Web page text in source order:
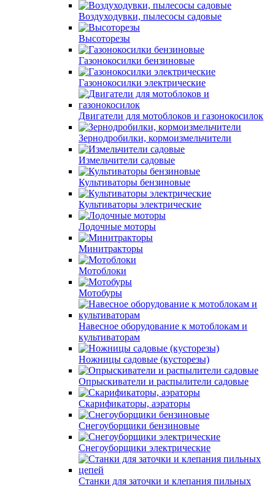
Воздуходувки, пылесосы садовые
Высоторезы
Газонокосилки бензиновые
Газонокосилки электрические
Двигатели для мотоблоков и газонокосилок
Зернодробилки, кормоизмельчители
Измельчители садовые
Культиваторы бензиновые
Культиваторы электрические
Лодочные моторы
Минитракторы
Мотоблоки
Мотобуры
Навесное оборудование к мотоблокам и
культиваторам
Ножницы садовые (кусторезы)
Опрыскиватели и распылители садовые
Скарификаторы, аэраторы
Снегоуборщики бензиновые
Снегоуборщики электрические
Станки для заточки и клепания пильных